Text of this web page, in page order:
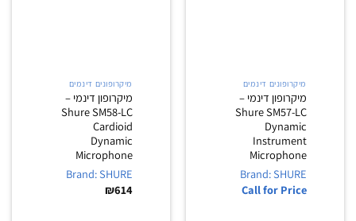
מיקרופונים דינמים
מיקרופון דינמי –
Shure SM57-LC
Dynamic
Instrument
Microphone
Brand: SHURE
Call for Price
מיקרופונים דינמים
מיקרופון דינמי –
Shure SM58-LC
Cardioid
Dynamic
Microphone
Brand: SHURE
₪614